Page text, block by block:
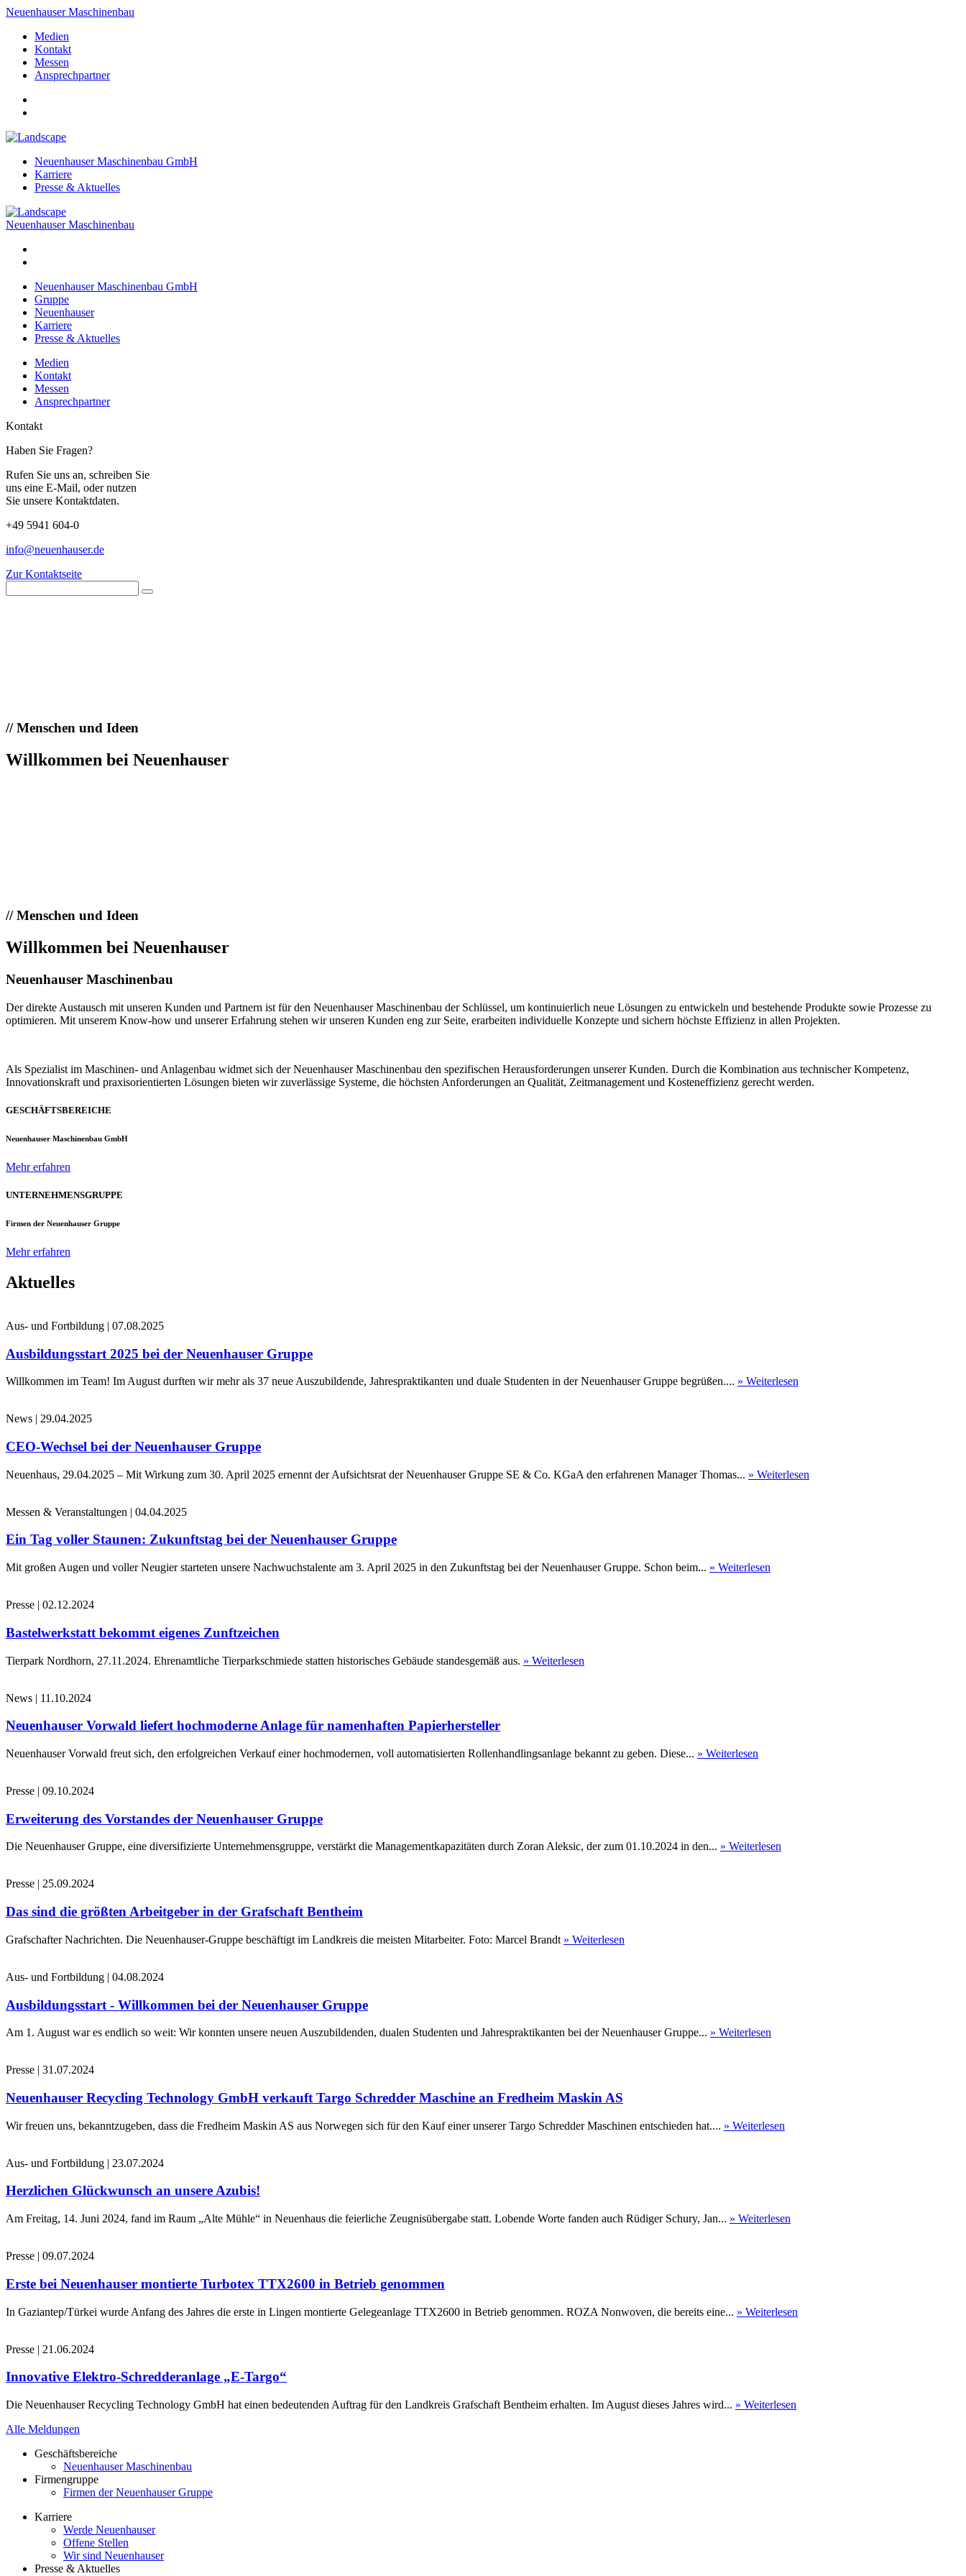
Neuenhauser Maschinenbau
Medien
Kontakt
Messen
Ansprechpartner
Neuenhauser Maschinenbau GmbH
Karriere
Presse & Aktuelles
Neuenhauser Maschinenbau
Neuenhauser Maschinenbau GmbH
Gruppe
Neuenhauser
Karriere
Presse & Aktuelles
Medien
Kontakt
Messen
Ansprechpartner
Kontakt
Haben Sie Fragen?
Rufen Sie uns an, schreiben Sie
uns eine E-Mail, oder nutzen
Sie unsere Kontaktdaten.
+49 5941 604-0
info@neuenhauser.de
Zur Kontaktseite
//Menschen und Ideen
Willkommen bei Neuenhauser
//Menschen und Ideen
Willkommen bei Neuenhauser
Neuenhauser Maschinenbau
Der direkte Austausch mit unseren Kunden und Partnern ist für den Neuenhauser Maschinenbau der Schlüssel, um kontinuierlich neue Lösungen zu entwickeln und bestehende Produkte sowie Prozesse zu
optimieren. Mit unserem Know-how und unserer Erfahrung stehen wir unseren Kunden eng zur Seite, erarbeiten individuelle Konzepte und sichern höchste Effizienz in allen Projekten.
Als Spezialist im Maschinen- und Anlagenbau widmet sich der Neuenhauser Maschinenbau den spezifischen Herausforderungen unserer Kunden. Durch die Kombination aus technischer Kompetenz,
Innovationskraft und praxisorientierten Lösungen bieten wir zuverlässige Systeme, die höchsten Anforderungen an Qualität, Zeitmanagement und Kosteneffizienz gerecht werden.
GESCHÄFTSBEREICHE
Neuenhauser Maschinenbau GmbH
Mehr erfahren
UNTERNEHMENSGRUPPE
Firmen der Neuenhauser Gruppe
Mehr erfahren
Aktuelles
Aus- und Fortbildung | 07.08.2025
Ausbildungsstart 2025 bei der Neuenhauser Gruppe
Willkommen im Team! Im August durften wir mehr als 37 neue Auszubildende, Jahrespraktikanten und duale Studenten in der Neuenhauser Gruppe begrüßen.... » Weiterlesen
News | 29.04.2025
CEO-Wechsel bei der Neuenhauser Gruppe
Neuenhaus, 29.04.2025 – Mit Wirkung zum 30. April 2025 ernennt der Aufsichtsrat der Neuenhauser Gruppe SE & Co. KGaA den erfahrenen Manager Thomas... » Weiterlesen
Messen & Veranstaltungen | 04.04.2025
Ein Tag voller Staunen: Zukunftstag bei der Neuenhauser Gruppe
Mit großen Augen und voller Neugier starteten unsere Nachwuchstalente am 3. April 2025 in den Zukunftstag bei der Neuenhauser Gruppe. Schon beim... » Weiterlesen
Presse | 02.12.2024
Bastelwerkstatt bekommt eigenes Zunftzeichen
Tierpark Nordhorn, 27.11.2024. Ehrenamtliche Tierparkschmiede statten historisches Gebäude standesgemäß aus. » Weiterlesen
News | 11.10.2024
Neuenhauser Vorwald liefert hochmoderne Anlage für namenhaften Papierhersteller
Neuenhauser Vorwald freut sich, den erfolgreichen Verkauf einer hochmodernen, voll automatisierten Rollenhandlingsanlage bekannt zu geben. Diese... » Weiterlesen
Presse | 09.10.2024
Erweiterung des Vorstandes der Neuenhauser Gruppe
Die Neuenhauser Gruppe, eine diversifizierte Unternehmensgruppe, verstärkt die Managementkapazitäten durch Zoran Aleksic, der zum 01.10.2024 in den... » Weiterlesen
Presse | 25.09.2024
Das sind die größten Arbeitgeber in der Grafschaft Bentheim
Grafschafter Nachrichten. Die Neuenhauser-Gruppe beschäftigt im Landkreis die meisten Mitarbeiter. Foto: Marcel Brandt » Weiterlesen
Aus- und Fortbildung | 04.08.2024
Ausbildungsstart - Willkommen bei der Neuenhauser Gruppe
Am 1. August war es endlich so weit: Wir konnten unsere neuen Auszubildenden, dualen Studenten und Jahrespraktikanten bei der Neuenhauser Gruppe... » Weiterlesen
Presse | 31.07.2024
Neuenhauser Recycling Technology GmbH verkauft Targo Schredder Maschine an Fredheim Maskin AS
Wir freuen uns, bekanntzugeben, dass die Fredheim Maskin AS aus Norwegen sich für den Kauf einer unserer Targo Schredder Maschinen entschieden hat.... » Weiterlesen
Aus- und Fortbildung | 23.07.2024
Herzlichen Glückwunsch an unsere Azubis!
Am Freitag, 14. Juni 2024, fand im Raum „Alte Mühle“ in Neuenhaus die feierliche Zeugnisübergabe statt. Lobende Worte fanden auch Rüdiger Schury, Jan... » Weiterlesen
Presse | 09.07.2024
Erste bei Neuenhauser montierte Turbotex TTX2600 in Betrieb genommen
In Gaziantep/Türkei wurde Anfang des Jahres die erste in Lingen montierte Gelegeanlage TTX2600 in Betrieb genommen. ROZA Nonwoven, die bereits eine... » Weiterlesen
Presse | 21.06.2024
Innovative Elektro-Schredderanlage „E-Targo“
Die Neuenhauser Recycling Technology GmbH hat einen bedeutenden Auftrag für den Landkreis Grafschaft Bentheim erhalten. Im August dieses Jahres wird... » Weiterlesen
Alle Meldungen
Geschäftsbereiche
Neuenhauser Maschinenbau
Firmengruppe
Firmen der Neuenhauser Gruppe
Karriere
Werde Neuenhauser
Offene Stellen
Wir sind Neuenhauser
Presse & Aktuelles